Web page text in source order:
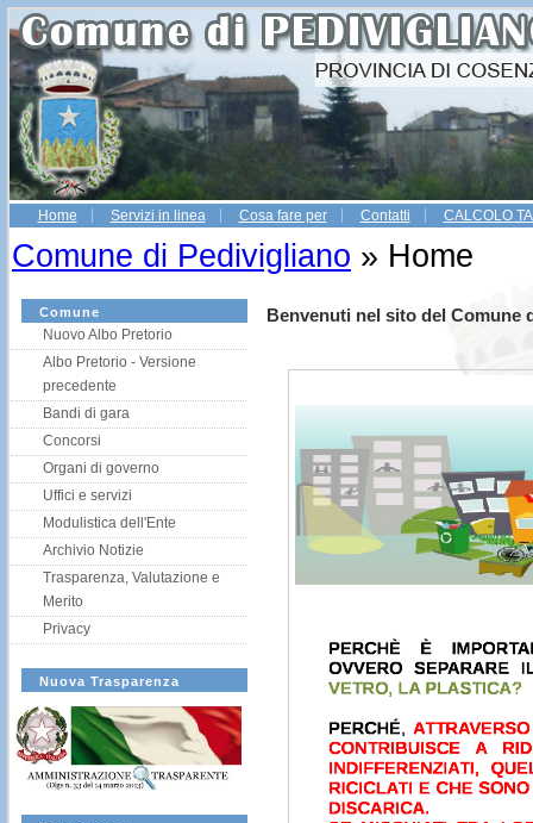
Home Servizi in linea Cosa fare per Contatti
CALCOLO
Comune di Pedivigliano » Home
Comune
Nuovo Albo Pretorio
Albo Pretorio - Versione
precedente
Bandi di gara
Concorsi
Organi di governo
Uffici e servizi
Modulistica dell'Ente
Archivio Notizie
Trasparenza, Valutazione e
Merito
Privacy
Nuova Trasparenza
Benvenuti nel sito del Comune